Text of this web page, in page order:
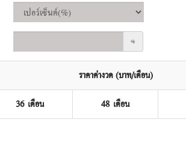
%
ราคาค่างวด (บาท/เดือน)
36 เดือน 48 เดือน